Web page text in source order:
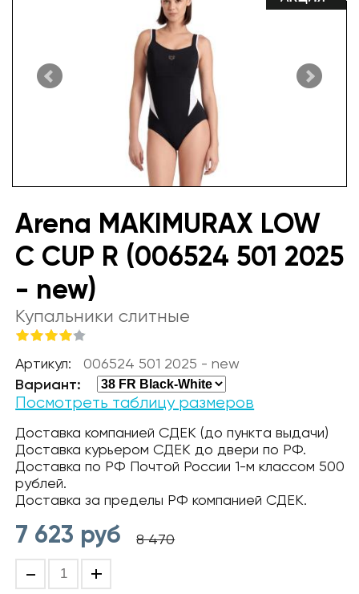
Arena MAKIMURAX LOW
C CUP R (006524 501 2025
- new)
Купальники слитные
Артикул: 006524 501 2025 - new
Вариант:
Посмотреть таблицу размеров
Доставка компанией СДЕК (до пункта выдачи)
Доставка курьером СДЕК до двери по РФ.
Доставка по РФ Почтой России 1-м классом 500
рублей.
Доставка за пределы РФ компанией СДЕК.
7 623 руб 8 470
- +